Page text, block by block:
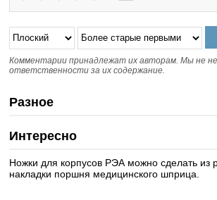
Комментарии принадлежат их авторам. Мы не
ответственности за их содержание.
Разное
Интересно
Ножки для корпусов РЭА можно сделать из
накладки поршня медицинского шприца.